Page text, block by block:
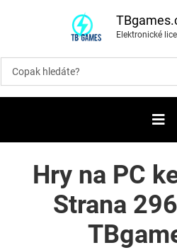
o
i
t
b
Elektronické
Hry na PC
Strana